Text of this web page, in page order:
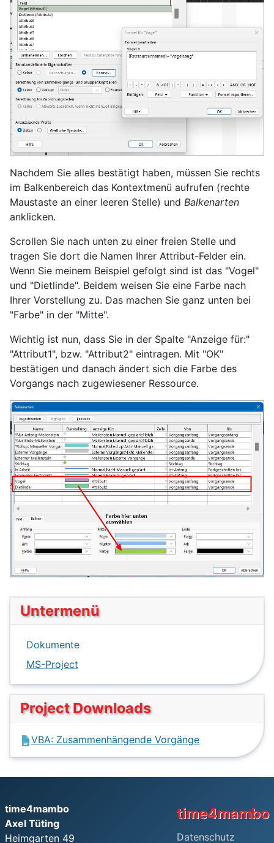
Untermenü
Dokumente
MS-Project
Project Downloads
VBA: Zusammenhängende Vorgänge
Nachdem Sie alles bestätigt haben, müssen Sie rechts
im Balkenbereich das Kontextmenü aufrufen (rechte
Maustaste an einer leeren Stelle) und Balkenarten
anklicken.
Scrollen Sie nach unten zu einer freien Stelle und
tragen Sie dort die Namen Ihrer Attribut-Felder ein.
Wenn Sie meinem Beispiel gefolgt sind ist das "Vogel"
und "Dietlinde". Beidem weisen Sie eine Farbe nach
Ihrer Vorstellung zu. Das machen Sie ganz unten bei
"Farbe" in der "Mitte".
Wichtig ist nun, dass Sie in der Spalte "Anzeige für:"
"Attribut1", bzw. "Attribut2" eintragen. Mit "OK"
bestätigen und danach ändert sich die Farbe des
Vorgangs nach zugewiesener Ressource.
time4mambo
Axel Tüting
Heimgarten 49
time4mambo
Datenschutz